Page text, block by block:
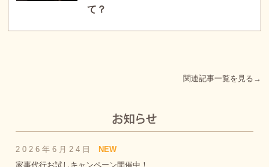
て？
関連記事一覧を見る→
2026年6月24日
NEW
家事代行お試しキャンペーン開催中！